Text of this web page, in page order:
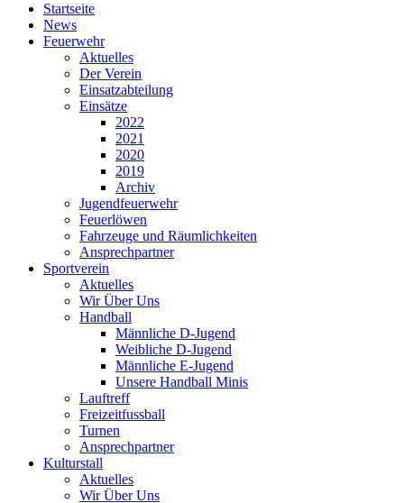
Startseite
News
Feuerwehr
Aktuelles
Der Verein
Einsatzabteilung
Einsätze
2022
2021
2020
2019
Archiv
Jugendfeuerwehr
Feuerlöwen
Fahrzeuge und Räumlichkeiten
Ansprechpartner
Sportverein
Aktuelles
Wir Über Uns
Handball
Männliche D-Jugend
Weibliche D-Jugend
Männliche E-Jugend
Unsere Handball Minis
Lauftreff
Freizeitfussball
Turnen
Ansprechpartner
Kulturstall
Aktuelles
Wir Über Uns